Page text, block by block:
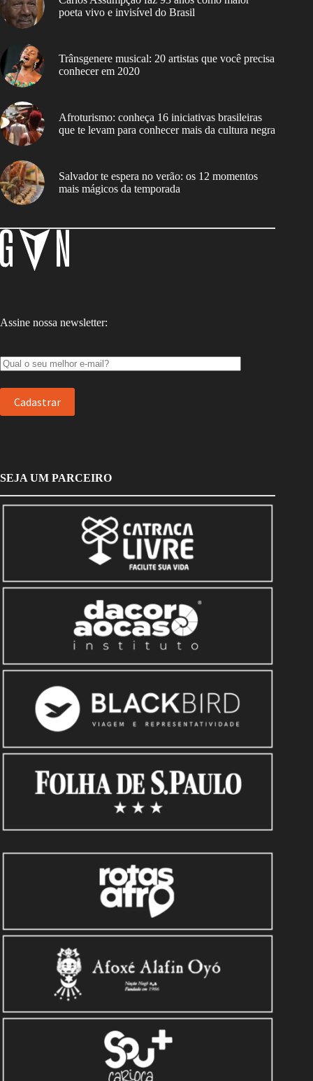
poeta vivo e invisível do Brasil
Trânsgenere musical: 20 artistas que você precisa
conhecer em 2020
Afroturismo: conheça 16 iniciativas brasileiras
que te levam para conhecer mais da cultura negra
Salvador te espera no verão: os 12 momentos
mais mágicos da temporada
Assine nossa newsletter:
SEJA UM PARCEIRO